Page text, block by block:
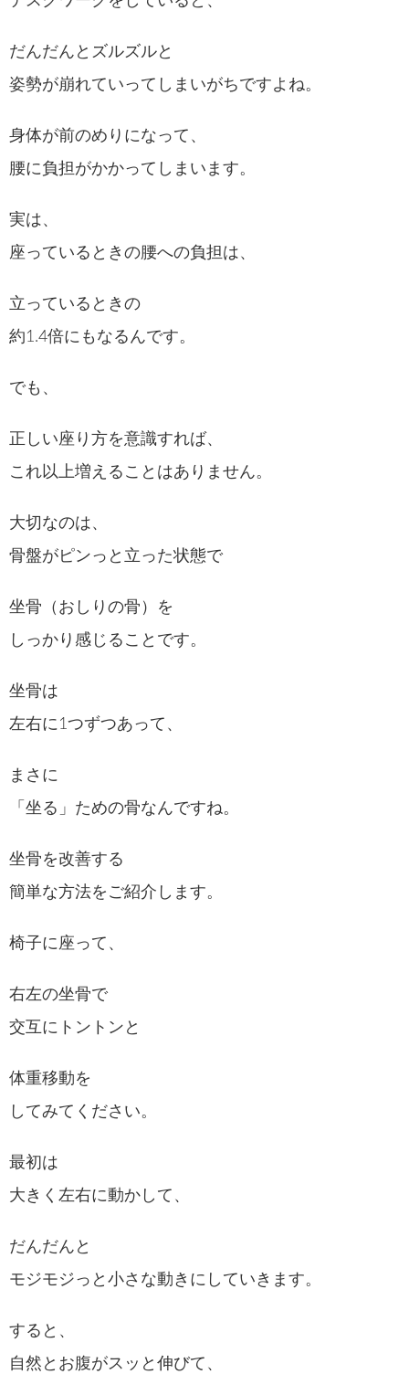
だんだんとズルズルと
姿勢が崩れていってしまいがちですよね。
身体が前のめりになって、
腰に負担がかかってしまいます。
実は、
座っているときの腰への負担は、
立っているときの
約1.4倍にもなるんです。
でも、
正しい座り方を意識すれば、
これ以上増えることはありません。
大切なのは、
骨盤がピンっと立った状態で
坐骨（おしりの骨）を
しっかり感じることです。
坐骨は
左右に1つずつあって、
まさに
「坐る」ための骨なんですね。
坐骨を改善する
簡単な方法をご紹介します。
椅子に座って、
右左の坐骨で
交互にトントンと
体重移動を
してみてください。
最初は
大きく左右に動かして、
だんだんと
モジモジっと小さな動きにしていきます。
すると、
自然とお腹がスッと伸びて、